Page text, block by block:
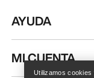
Encuentra una
AYUDA
MI CUENTA
Utilizamos